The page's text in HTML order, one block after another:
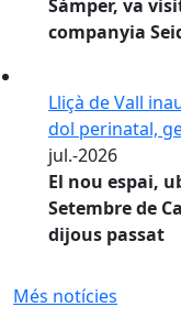
Vall21-jul.-2026
El conseller
companyia
Lliçà de Vall
dol perinatal,
jul.-2026
El nou espai,
dijous passat